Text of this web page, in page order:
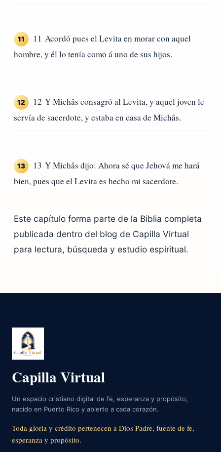
11
11 Acordó pues el Levita en morar con aquel
hombre, y él lo tenía como á uno de sus hijos.
12
12 Y Michâs consagró al Levita, y aquel joven le
servía de sacerdote, y estaba en casa de Michâs.
13
13 Y Michâs dijo: Ahora sé que Jehová me hará
bien, pues que el Levita es hecho mi sacerdote.
Este capítulo forma parte de la Biblia completa
publicada dentro del blog de Capilla Virtual
para lectura, búsqueda y estudio espiritual.
Capilla Virtual
Un espacio cristiano digital de fe, esperanza y propósito,
nacido en Puerto Rico y abierto a cada corazón.
Toda gloria y crédito pertenecen a Dios Padre, fuente de fe,
esperanza y propósito.